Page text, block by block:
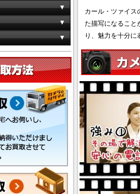
カール・ツァイス
た描写になること
り、魅力を十分に